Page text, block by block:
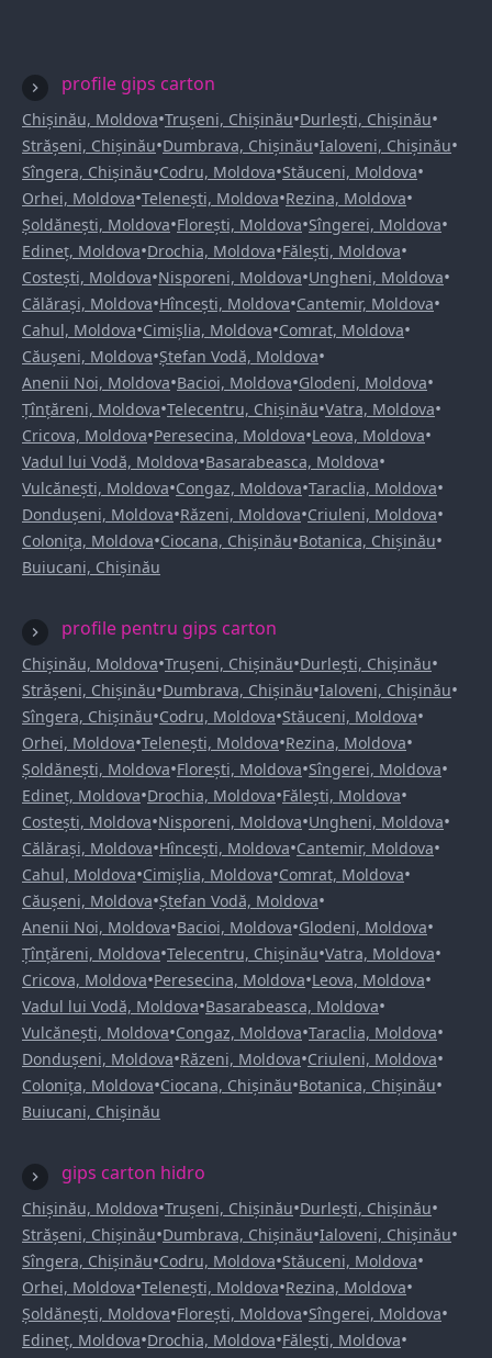
profile gips carton
Chișinău, Moldova•Trușeni, Chișinău•Durlești, Chișinău•
Strășeni, Chișinău•Dumbrava, Chișinău•Ialoveni, Chișinău•
Sîngera, Chișinău•Codru, Moldova•Stăuceni, Moldova•
Orhei, Moldova•Telenești, Moldova•Rezina, Moldova•
Șoldănești, Moldova•Florești, Moldova•Sîngerei, Moldova•
Edineț, Moldova•Drochia, Moldova•Fălești, Moldova•
Costești, Moldova•Nisporeni, Moldova•Ungheni, Moldova•
Călărași, Moldova•Hîncești, Moldova•Cantemir, Moldova•
Cahul, Moldova•Cimișlia, Moldova•Comrat, Moldova•
Căușeni, Moldova•Ștefan Vodă, Moldova•
Anenii Noi, Moldova•Bacioi, Moldova•Glodeni, Moldova•
Țînțăreni, Moldova•Telecentru, Chișinău•Vatra, Moldova•
Cricova, Moldova•Peresecina, Moldova•Leova, Moldova•
Vadul lui Vodă, Moldova•Basarabeasca, Moldova•
Vulcănești, Moldova•Congaz, Moldova•Taraclia, Moldova•
Dondușeni, Moldova•Răzeni, Moldova•Criuleni, Moldova•
Colonița, Moldova•Ciocana, Chișinău•Botanica, Chișinău•
Buiucani, Chișinău
profile pentru gips carton
Chișinău, Moldova•Trușeni, Chișinău•Durlești, Chișinău•
Strășeni, Chișinău•Dumbrava, Chișinău•Ialoveni, Chișinău•
Sîngera, Chișinău•Codru, Moldova•Stăuceni, Moldova•
Orhei, Moldova•Telenești, Moldova•Rezina, Moldova•
Șoldănești, Moldova•Florești, Moldova•Sîngerei, Moldova•
Edineț, Moldova•Drochia, Moldova•Fălești, Moldova•
Costești, Moldova•Nisporeni, Moldova•Ungheni, Moldova•
Călărași, Moldova•Hîncești, Moldova•Cantemir, Moldova•
Cahul, Moldova•Cimișlia, Moldova•Comrat, Moldova•
Căușeni, Moldova•Ștefan Vodă, Moldova•
Anenii Noi, Moldova•Bacioi, Moldova•Glodeni, Moldova•
Țînțăreni, Moldova•Telecentru, Chișinău•Vatra, Moldova•
Cricova, Moldova•Peresecina, Moldova•Leova, Moldova•
Vadul lui Vodă, Moldova•Basarabeasca, Moldova•
Vulcănești, Moldova•Congaz, Moldova•Taraclia, Moldova•
Dondușeni, Moldova•Răzeni, Moldova•Criuleni, Moldova•
Colonița, Moldova•Ciocana, Chișinău•Botanica, Chișinău•
Buiucani, Chișinău
gips carton hidro
Chișinău, Moldova•Trușeni, Chișinău•Durlești, Chișinău•
Strășeni, Chișinău•Dumbrava, Chișinău•Ialoveni, Chișinău•
Sîngera, Chișinău•Codru, Moldova•Stăuceni, Moldova•
Orhei, Moldova•Telenești, Moldova•Rezina, Moldova•
Șoldănești, Moldova•Florești, Moldova•Sîngerei, Moldova•
Edineț, Moldova•Drochia, Moldova•Fălești, Moldova•